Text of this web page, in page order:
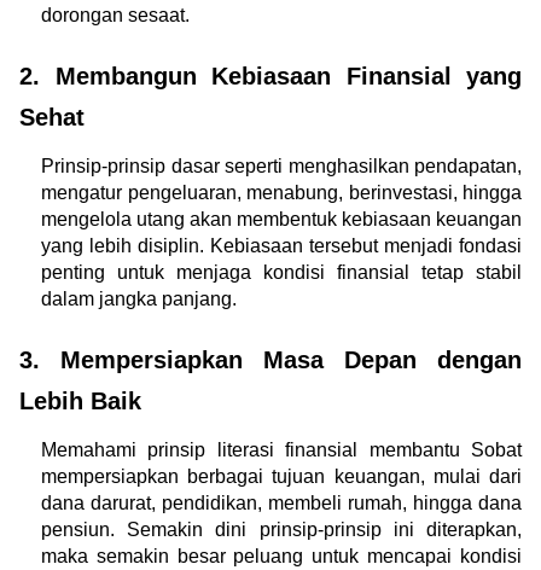
dorongan sesaat.
2. Membangun Kebiasaan Finansial yang
Sehat
Prinsip-prinsip dasar seperti menghasilkan pendapatan,
mengatur pengeluaran, menabung, berinvestasi, hingga
mengelola utang akan membentuk kebiasaan keuangan
yang lebih disiplin. Kebiasaan tersebut menjadi fondasi
penting untuk menjaga kondisi finansial tetap stabil
dalam jangka panjang.
3. Mempersiapkan Masa Depan dengan
Lebih Baik
Memahami prinsip literasi finansial membantu Sobat
mempersiapkan berbagai tujuan keuangan, mulai dari
dana darurat, pendidikan, membeli rumah, hingga dana
pensiun. Semakin dini prinsip-prinsip ini diterapkan,
maka semakin besar peluang untuk mencapai kondisi